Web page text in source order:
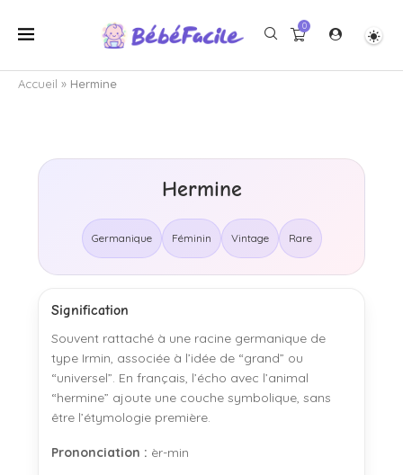
0
Accueil » Hermine
Hermine
Germanique Féminin Vintage Rare
Signification
Souvent rattaché à une racine germanique de
type Irmin, associée à l’idée de “grand” ou
“universel”. En français, l’écho avec l’animal
“hermine” ajoute une couche symbolique, sans
être l’étymologie première.
Prononciation : èr-min